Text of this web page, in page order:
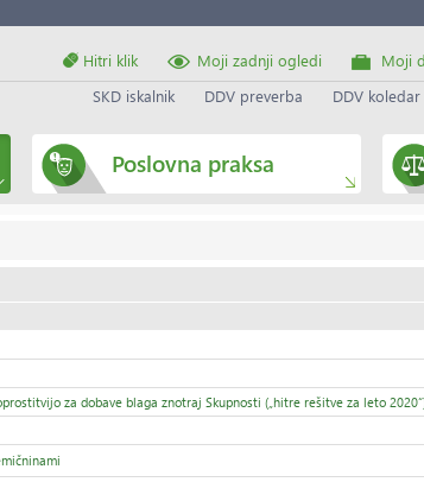
Hitri klik Moji zadnji ogledi Moji
SKD iskalnik
DDV preverba DDV koledar
Poslovna praksa
za dobave blaga znotraj Skupnosti („hitre rešitve za leto